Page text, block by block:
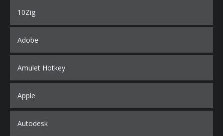
10Zig
Adobe
Amulet Hotkey
Apple
Autodesk